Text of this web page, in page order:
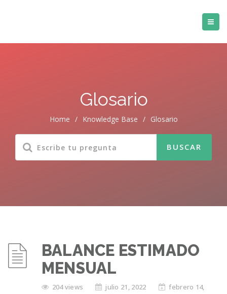
Glosario
Home / Knowledge Base / Glosario
BALANCE ESTIMADO
MENSUAL
204 views julio 21, 2022
febrero 14,